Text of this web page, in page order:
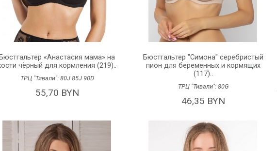
Бюстгальтер «Анастасия мама» на
чёрный для кормления (219)..
ТРЦ "Тивали": 80J 85J 90D
55,70 BYN
Бюстгальтер "Симона" серебристый
пион для беременных и кормящих
(117)..
ТРЦ "Тивали": 80G
46,35 BYN